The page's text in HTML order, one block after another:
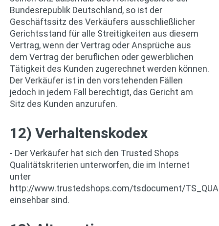
Bundesrepublik Deutschland, so ist der
Geschäftssitz des Verkäufers ausschließlicher
Gerichtsstand für alle Streitigkeiten aus diesem
Vertrag, wenn der Vertrag oder Ansprüche aus
dem Vertrag der beruflichen oder gewerblichen
Tätigkeit des Kunden zugerechnet werden können.
Der Verkäufer ist in den vorstehenden Fällen
jedoch in jedem Fall berechtigt, das Gericht am
Sitz des Kunden anzurufen.
12) Verhaltenskodex
- Der Verkäufer hat sich den Trusted Shops
Qualitätskriterien unterworfen, die im Internet
unter
http://www.trustedshops.com/tsdocument/
einsehbar sind.